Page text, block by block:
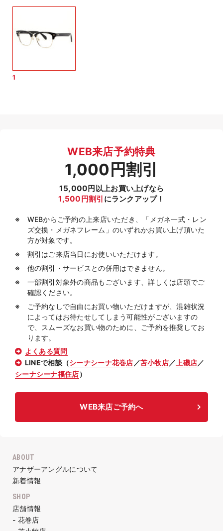
1
WEB来店予約特典
1,000円割引
15,000円以上お買い上げなら
1,500円割引 にランクアップ！
WEBからご予約の上来店いただき、「メガネ一式・レン
ズ交換・メガネフレーム」のいずれかお買い上げ頂いた
方が対象です。
割引はご来店当日にお使いいただけます。
他の割引・サービスとの併用はできません。
一部割引対象外の商品もございます、詳しくは店頭でご
確認ください。
ご予約なしで自由にお買い物いただけますが、混雑状況
によってはお待たせしてしまう可能性がございますの
で、スムーズなお買い物のために、ご予約を推奨してお
ります。
よくある質問
LINEで相談（シーナシーナ花巻店／苫小牧店／上磯店／
シーナシーナ福住店）
WEB来店ご予約へ
ABOUT
アナザーアングルについて
新着情報
SHOP
店舗情報
- 花巻店